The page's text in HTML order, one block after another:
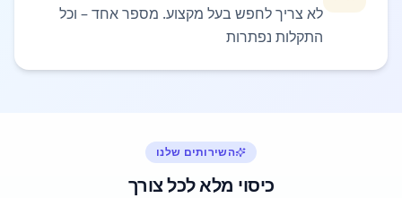
לא צריך לחפש בעל מקצוע. מספר אחד – וכל
התקלות נפתרות
השירותים שלנו
כיסוי מלא לכל צורך